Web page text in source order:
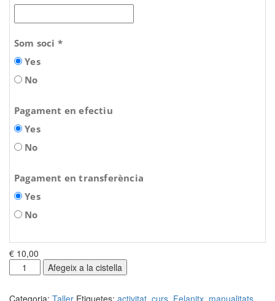
Som soci *
Yes
No
Pagament en efectiu
Yes
No
Pagament en transferència
Yes
No
€ 10,00
quantitat
de
Afegeix a la cistella
Categoria: Taller Etiquetes: activitat, curs, Felanitx, manualitats,